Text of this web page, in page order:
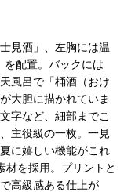
見酒」、左胸には温
を配置。バックには
風呂で「桶酒（おけ
大胆に描かれていま
字など、細部までこ
主役級の一枚。一見
に嬉しい機能がこれ
材を採用。プリントと
高級感ある仕上が